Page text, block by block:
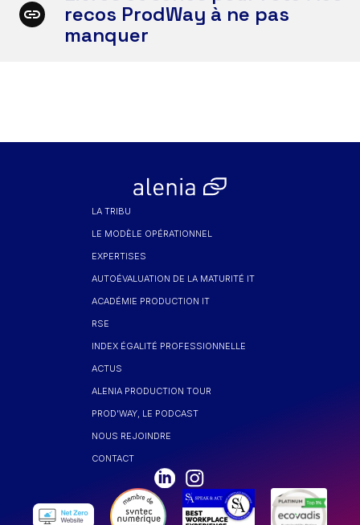
recos ProdWay à ne pas
manquer
LA TRIBU
LE MODÈLE OPÉRATIONNEL
EXPERTISES
AUTOÉVALUATION DE LA MATURITÉ IT
ACADÉMIE PRODUCTION IT
RSE
INDEX ÉGALITÉ PROFESSIONNELLE
ACTUS
ALENIA PRODUCTION TOUR
PROD'WAY, LE PODCAST
NOUS REJOINDRE
CONTACT